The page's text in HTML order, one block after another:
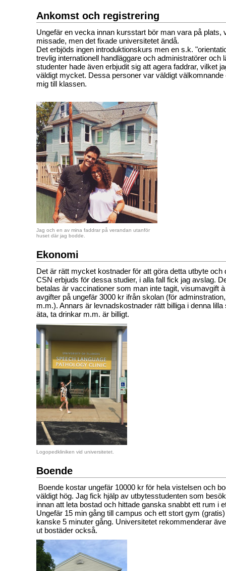
Ankomst och registrering
Ungefär en vecka innan kursstart bör man vara på plats,
missade, men det fixade universitetet ändå.
Det erbjöds ingen introduktionskurs men en s.k.
trevlig internationell handläggare och administratörer och
studenter hade även erbjudit sig att agera faddrar, vilket
väldigt mycket. Dessa personer var väldigt välkomnande
mig till klassen.
Jag och en av mina faddrar på verandan utanför
huset där jag bodde.
Ekonomi
Det är rätt mycket kostnader för att göra detta utbyte och
CSN erbjuds för dessa studier, i alla fall fick jag avslag.
betalas är vaccinationer som man inte tagit, visumavgift
avgifter på ungefär 3000 kr ifrån skolan (för
m.m.). Annars är levnadskostnader rätt billiga i denna lilla
äta, ta drinkar m.m. är billigt.
Logopedkliniken vid universitetet.
Boende
Boende kostar ungefär 10000 kr för hela vistelsen och
väldigt hög. Jag fick hjälp av utbytesstudenten som
innan att leta bostad och hittade ganska snabbt ett rum i
Ungefär 15 min gång till campus och ett stort gym
kanske 5 minuter gång. Universitetet rekommenderar
ut bostäder också.